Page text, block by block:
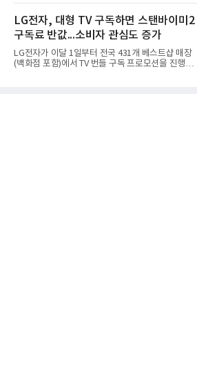
은 4884억
는 2035년까지 총 15GW(기가와트) 규모의 AI DC를
구축하겠다는 대형 청사진을 제시하면서다. 이에 따
라 경쟁 구도 역시 이동통신사인 KT, LG유플러스를
넘어 네이버, 삼성SDS 등 IT 인프라 기업으로 확장되
고 있다.7일 SK텔레콤에 따르면 회사는 올해 2분기
연결 기준 매출 4조 3591억원, 영업이익 5660억원을
기록했다. 매출은 전년 동기 대비 0.5%, 영업이익은
LG전자, 대형 TV 구독하면 스탠바이미2
구독료 반값...소비자 관심도 증가
LG전자가 이달 1일부터 전국 431개 베스트샵 매장
(백화점 포함)에서 TV 번들 구독 프로모션을 진행하고